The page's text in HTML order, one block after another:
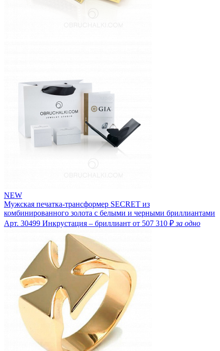
NEW
Мужская печатка-трансформер SECRET из
комбинированного золота с белыми и черными бриллиантами
Арт. 30499 Инкрустация – бриллиант от 507 310 ₽за одно